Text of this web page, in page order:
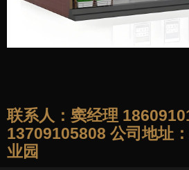
联系人：窦经理
13709105808 公司地址
业园